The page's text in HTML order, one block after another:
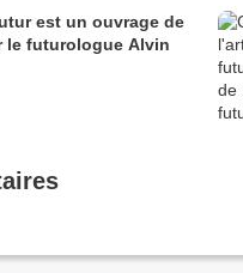
est un ouvrage de
le futurologue Alvin